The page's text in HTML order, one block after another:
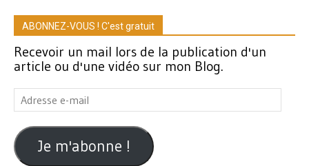
ABONNEZ-VOUS ! C'est gratuit
Recevoir un mail lors de la publication d'un
article ou d'une vidéo sur mon Blog.
Adresse
e-
mail
Je m'abonne !